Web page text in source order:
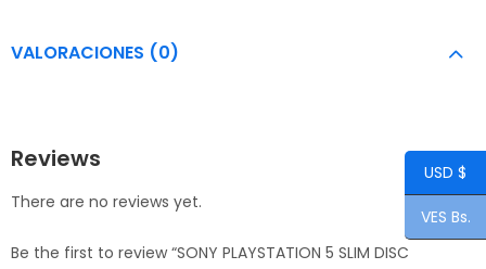
VALORACIONES (0)
Reviews
There are no reviews yet.
Be the first to review “SONY PLAYSTATION 5 SLIM DISC
USD $
VES Bs.